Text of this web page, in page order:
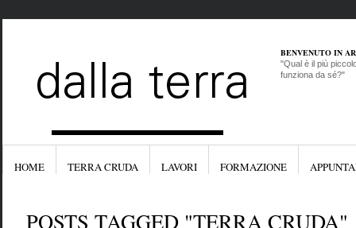
BENVENUTO IN
"Qual è il più
funziona da sé?"
HOME TERRA CRUDA LAVORI FORMAZIONE
POSTS TAGGED "TERRA CRUDA"